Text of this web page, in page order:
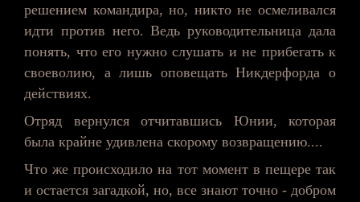
решением командира, но, никто не осмеливался
идти против него. Ведь руководительница дала
понять, что его нужно слушать и не прибегать к
своеволию, а лишь оповещатьНикдерфорда о
действиях.
Отряд вернулся отчитавшись Юнии, которая
была крайне удивлена скорому возвращению....
Что же происходило на тот момент в пещере так
и остается загадкой, но, все знают точно - добром